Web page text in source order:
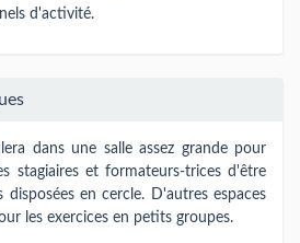
d'activité.
dans une salle assez grande pour
stagiaires et formateurs-trices d'être
disposées en cercle. D'autres espaces
les exercices en petits groupes.